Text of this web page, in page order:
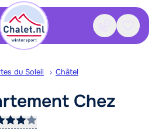
Contact
du Soleil Châtel
Chez